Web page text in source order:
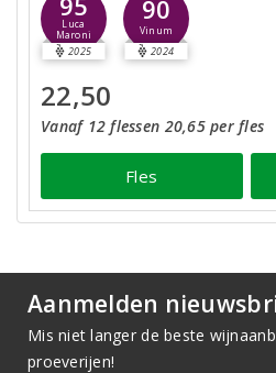
Luca
Maroni
2025
90
Vinum
2024
22,50
Vanaf 12 flessen 20,65 per fles
Fles
Aanmelden
Mis niet langer de beste
proeverijen!